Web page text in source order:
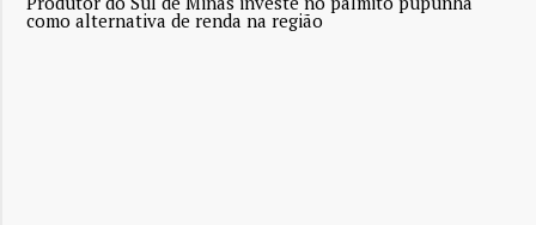
como alternativa de renda na região